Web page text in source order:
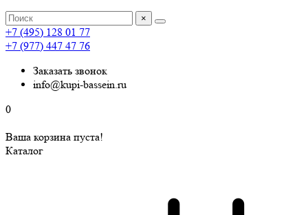
×
+7 (495) 128 01 77
+7 (977) 447 47 76
Заказать звонок
info@kupi-bassein.ru
0
Ваша корзина пуста!
Каталог